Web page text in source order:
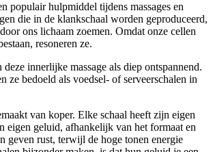
populair hulpmiddel tijdens massages en
die in de klankschaal worden geproduceerd,
ons lichaam zoemen. Omdat onze cellen
resoneren ze.
deze innerlijke massage als diep ontspannend.
ze bedoeld als voedsel- of serveerschalen in
van koper. Elke schaal heeft zijn eigen
eigen geluid, afhankelijk van het formaat en
geven rust, terwijl de hoge tonen energie